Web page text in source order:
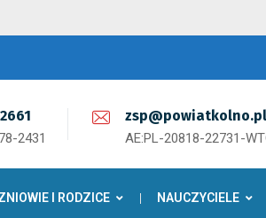
2431
zsp@powiatkolno.pl
AE:PL-20818-22731-
I RODZICE NAUCZYCIELE